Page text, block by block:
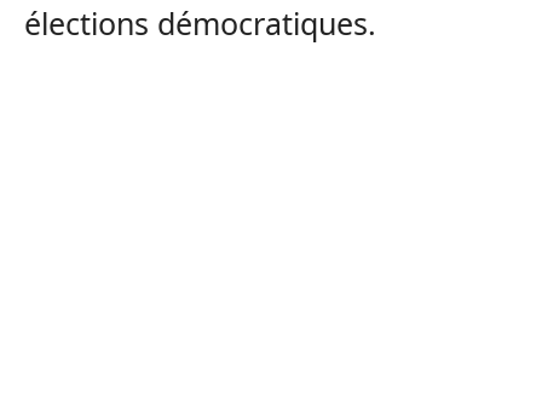
élections démocratiques.